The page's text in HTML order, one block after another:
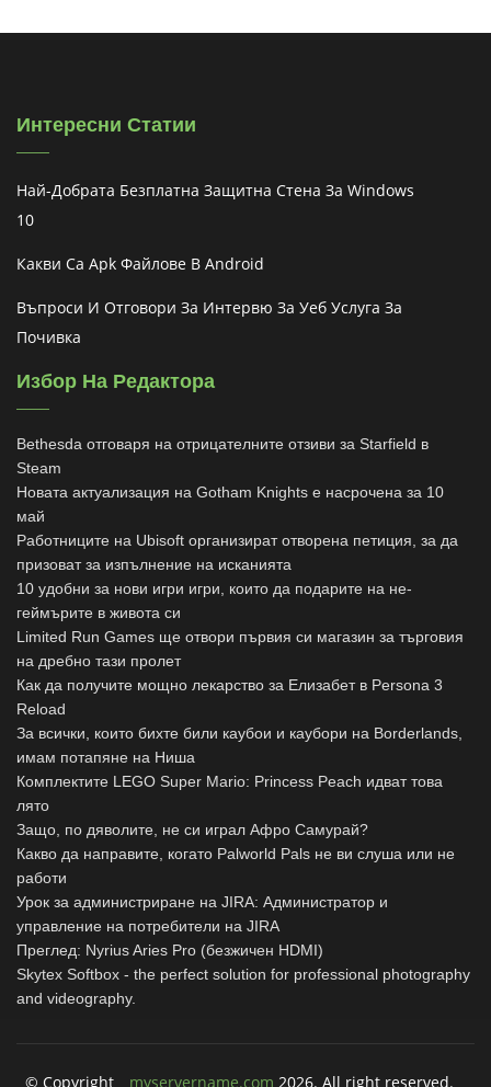
Интересни Статии
Най-Добрата Безплатна Защитна Стена За Windows
10
Какви Са Apk Файлове В Android
Въпроси И Отговори За Интервю За Уеб Услуга За
Почивка
Избор На Редактора
Bethesda отговаря на отрицателните отзиви за Starfield в
Steam
Новата актуализация на Gotham Knights е насрочена за 10
май
Работниците на Ubisoft организират отворена петиция, за да
призоват за изпълнение на исканията
10 удобни за нови игри игри, които да подарите на не-
геймърите в живота си
Limited Run Games ще отвори първия си магазин за търговия
на дребно тази пролет
Как да получите мощно лекарство за Елизабет в Persona 3
Reload
За всички, които бихте били каубои и каубори на Borderlands,
имам потапяне на Ниша
Комплектите LEGO Super Mario: Princess Peach идват това
лято
Защо, по дяволите, не си играл Афро Самурай?
Какво да направите, когато Palworld Pals не ви слуша или не
работи
Урок за администриране на JIRA: Администратор и
управление на потребители на JIRA
Преглед: Nyrius Aries Pro (безжичен HDMI)
Skytex Softbox - the perfect solution for professional photography
and videography.
© Copyright myservername.com 2026. All right reserved.